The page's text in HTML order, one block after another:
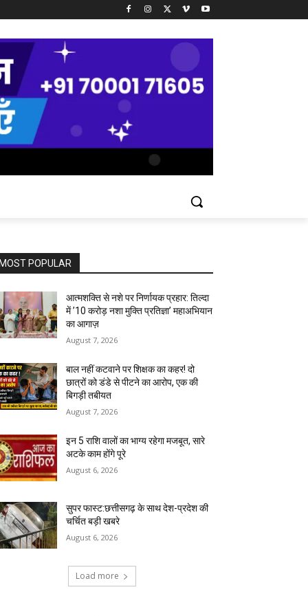
MOST POPULAR
आत्मशक्ति से नशे पर निर्णायक प्रहार: तिल्दा
में ’10 करोड़ नशा मुक्ति प्रतिज्ञा’ महाअभियान
का आगाज़
August 7, 2026
बाल नहीं कटवाने पर शिक्षक का कहर! दो
छात्रों को डंडे से पीटने का आरोप, एक की
बिगड़ी तबीयत
August 7, 2026
इन 5 राशि वालों का भाग्य रहेगा मजबूत, सारे
अटके काम होंगे पूरे
August 6, 2026
सुपर फास्ट:छत्तीसगढ़ के साथ देश-प्रदेश की
चर्चित बड़ी खबरे
August 6, 2026
Load more